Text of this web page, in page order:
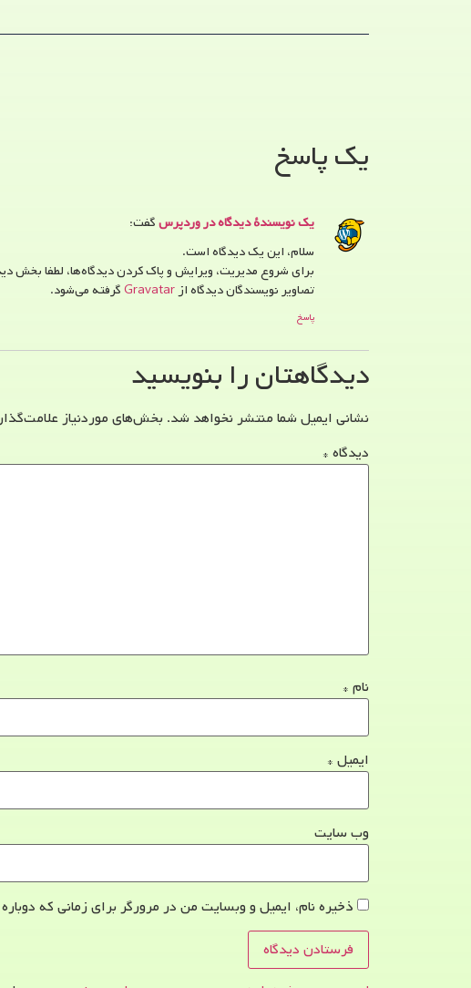
یک پاسخ
یک نویسندهٔ دیدگاه در وردپرسگفت:
سلام، این یک دیدگاه است.
برای شروع مدیریت، ویرایش و پاک کردن دیدگاه‌ها، لطفا بخش
تصاویر نویسندگان دیدگاه از Gravatarگرفته می‌شود.
پاسخ
دیدگاهتان را بنویسید
نشانی ایمیل شما منتشر نخواهد شد. بخش‌های موردنیاز
دیدگاه *
نام *
ایمیل *
وب‌ سایت
ذخیره نام، ایمیل و وبسایت من در مرورگر برای زمانی که